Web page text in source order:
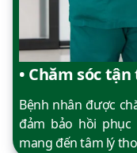
• Chăm sóc
Bệnh nhân được
đảm bảo hồi phục
mang đến tâm lý